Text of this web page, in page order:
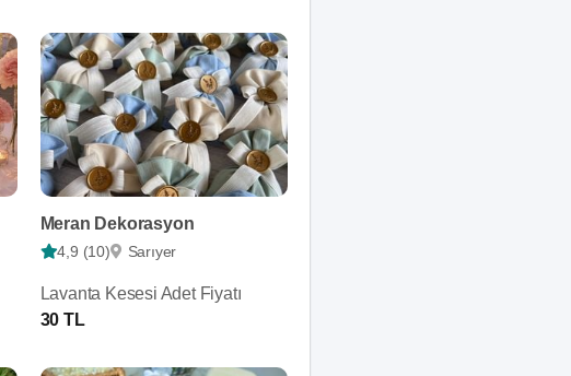
Meran Dekorasyon
4,9 (10) Sarıyer
Lavanta Kesesi Adet Fiyatı
30 TL